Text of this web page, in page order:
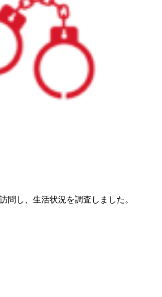
問し、生活状況を調査しました。